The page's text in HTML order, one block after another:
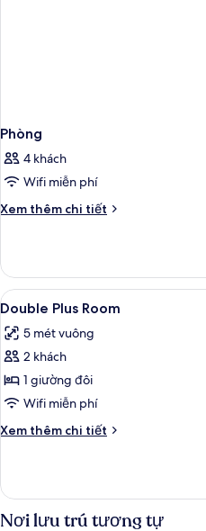
Phòng
4 khách
Wifi miễn phí
Xem thêm chi tiết
Chi
Phòng
Xem
tất
cả
ảnh
Double
Plus
Room
2
Double Plus Room
5 mét vuông
2 khách
1 giường đôi
Wifi miễn phí
Xem thêm chi tiết
Chi
Double
Plus
Room
Nơi lưu trú tương tự